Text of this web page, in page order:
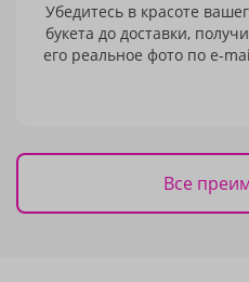
Убедитесь в красоте
букета до доставки,
его реальное фото по e-
Все